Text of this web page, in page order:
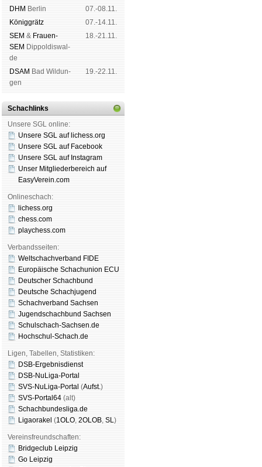
DHM Ber­lin
07.-08.11.
König­grätz
07.-14.11.
SEM & Frauen-
SEM Dip­pol­dis­wal­
de
18.-21.11.
DSAM Bad Wil­dun­
gen
19.-22.11.
Schachlinks
Unsere SGL online:
Unsere SGL auf li­chess.org
Unsere SGL auf Face­book
Unsere SGL auf Insta­gram
Unser Mitgliederbereich auf
EasyVerein.com
Onlineschach:
lichess.org
chess.com
playchess.com
Verbandsseiten:
Weltschachverband FIDE
Europäische Schachunion ECU
Deutscher Schachbund
Deutsche Schachjugend
Schachverband Sachsen
Jugendschachbund Sachsen
Schulschach-Sachsen.de
Hochschul-Schach.de
Ligen, Tabellen, Statistiken:
DSB-Ergebnisdienst
DSB-NuLiga-Portal
SVS-NuLiga-Portal (Aufst.)
SVS-Portal64 (alt)
Schachbundesliga.de
Ligaorakel (1OLO, 2OLOB, SL)
Vereinsfreundschaften:
Bridgeclub Leipzig
Go Leipzig